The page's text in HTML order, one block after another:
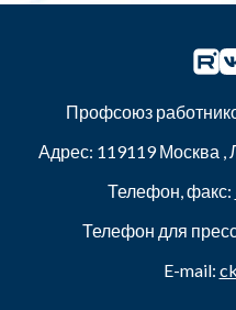
Профсоюз
Адрес: 119119Москва ,
Телефон, факс:
Телефон для
E-mail: